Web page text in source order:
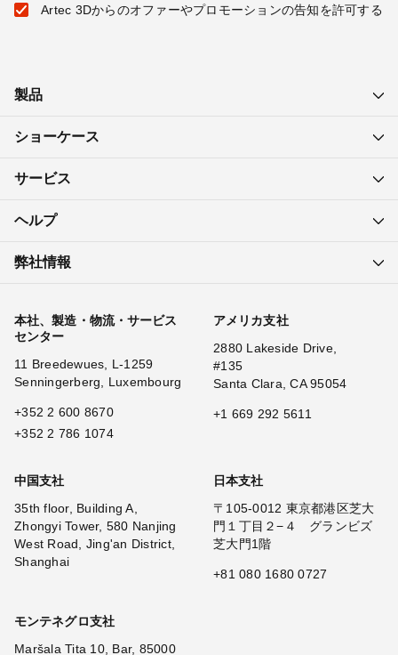
Artec 3Dからのオファーやプロモーションの告知を許可する
製品
ショーケース
サービス
ヘルプ
弊社情報
本社、製造・物流・サービス
センター
11 Breedewues, L-1259
Senningerberg, Luxembourg
+352 2 600 8670
+352 2 786 1074
アメリカ支社
2880 Lakeside Drive,
#135
Santa Clara, CA 95054
+1 669 292 5611
中国支社
35th floor, Building A,
Zhongyi Tower, 580 Nanjing
West Road, Jing'an District,
Shanghai
日本支社
〒105-0012 東京都港区芝大
門１丁目２−４ グランビズ
芝大門1階
+81 080 1680 0727
モンテネグロ支社
Maršala Tita 10, Bar, 85000